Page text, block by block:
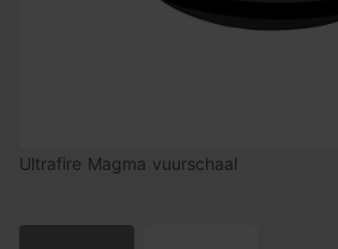
Ultrafire Magma vuurschaal